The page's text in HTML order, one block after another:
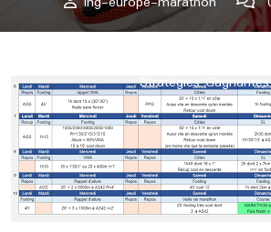
ing-europe-marathon.lu>>
Stratégies Gagnantes